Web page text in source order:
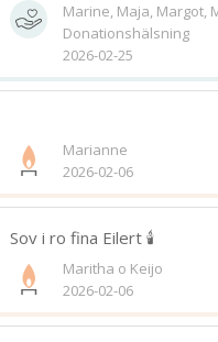
Marine, Maja, Margot,
Donationshälsning
2026-02-25
Marianne
2026-02-06
Sov i ro fina Eilert 🕯️
Maritha o Keijo
2026-02-06